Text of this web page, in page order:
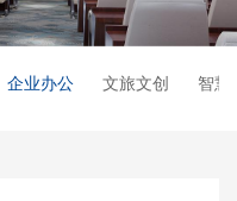
企业办公 文旅文创 智慧